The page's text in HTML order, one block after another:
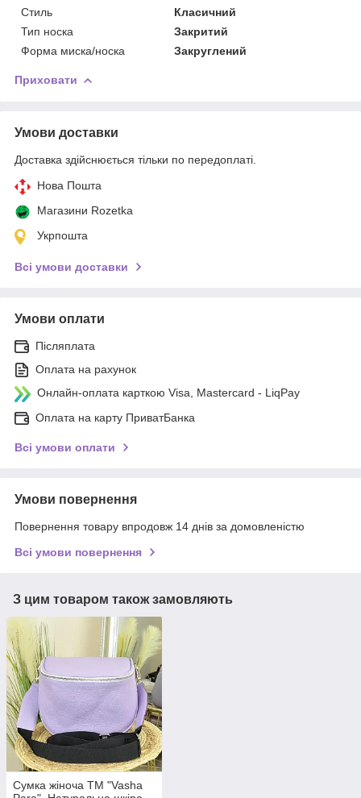
Стиль
Класичний
Тип носка
Закритий
Форма миска/носка
Закруглений
Приховати
Умови доставки
Доставка здійснюється тільки по передоплаті.
Нова Пошта
Магазини Rozetka
Укрпошта
Всі умови доставки
Умови оплати
Післяплата
Оплата на рахунок
Онлайн-оплата карткою Visa, Mastercard - LiqPay
Оплата на карту ПриватБанка
Всі умови оплати
Умови повернення
Повернення товару впродовж 14 днів за домовленістю
Всі умови повернення
З цим товаром також замовляють
Сумка жіноча ТМ "Vasha